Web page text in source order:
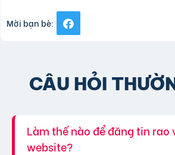
Mời bạn bè:
CÂU HỎI
Làm thế nào để đăng tin rao
website?